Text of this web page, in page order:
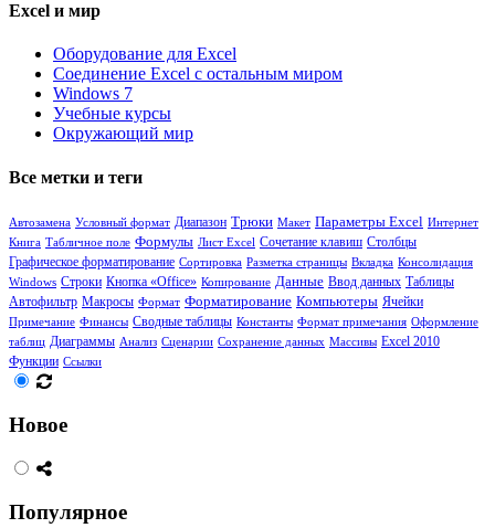
Excel и мир
Оборудование для Excel
Соединение Excel с остальным миром
Windows 7
Учебные курсы
Окружающий мир
Все метки и теги
Автозамена Условный формат Диапазон Трюки Макет Параметры Excel Интернет
Книга Табличное поле Формулы Лист Excel Сочетание клавиш Столбцы
Графическое форматирование Сортировка Разметка страницы Вкладка Консолидация
Windows Строки Кнопка «Office» Копирование Данные Ввод данных Таблицы
Автофильтр Макросы Формат Форматирование Компьютеры Ячейки
Примечание Финансы Сводные таблицы Константы Формат примечания Оформление
таблиц Диаграммы Анализ Сценарии Сохранение данных Массивы Excel 2010
Функции Ссылки
Новое
Популярное